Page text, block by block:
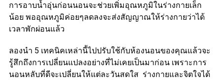
การอาบน้ำอุ่นก่อนนอนจะช่วยเพิ่มอุณหภูมิในร่างกายเล็ก
น้อย พออุณหภูมิค่อยๆลดลงจะส่งสัญญาณให้ร่างกายว่าได้
เวลาพักผ่อนแล้ว
ลองนำ 5 เทคนิคเหล่านี้ไปปรับใช้กับห้องนอนของคุณแล้วจะ
รู้สึกถึงการเปลี่ยนแปลงอย่างที่ไม่เคยเป็นมาก่อน เพราะการ
นอนหลับที่ดีจะเปลี่ยนให้แต่ละวันสดใส ร่างกายและจิตใจได้